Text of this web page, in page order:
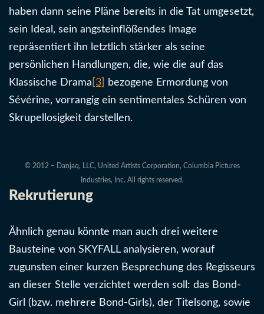
haben dann seine Pläne bereits in die Tat umgesetzt,
sein Ideal, sein angsteinflößendes Image
repräsentiert ihn letztlich stärker als seine
persönlichen Handlungen, die, wie die auf das
Klassische Drama [3]
bezogene Ermordung von
Sévérine, vorrangig ein sentimentales Schüren von
Skrupellosigkeit darstellen.
© 2012 – Danjaq, LLC, United Artists Corporation, Columbia Pictures
Industries, Inc. All rights reserved.
Rekrutierung
Ähnlich genau könnte man auch drei weitere
Bausteine von SKYFALL analysieren, worauf
zugunsten einer kurzen Besprechung des Regisseurs
an dieser Stelle verzichtet werden soll: das Bond-
Girl (bzw. mehrere Bond-Girls), der Titelsong, sowie